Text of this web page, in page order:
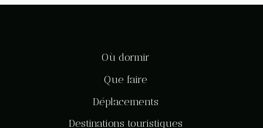
Où dormir
Que faire
Déplacements
Destinations touristiques